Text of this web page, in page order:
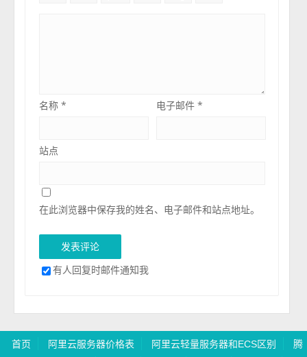
名称* 电子邮件*
站点
在此浏览器中保存我的姓名、电子邮件和站点地址。
有人回复时邮件通知我
首页 阿里云服务器价格表 阿里云轻量服务器和ECS区别 腾